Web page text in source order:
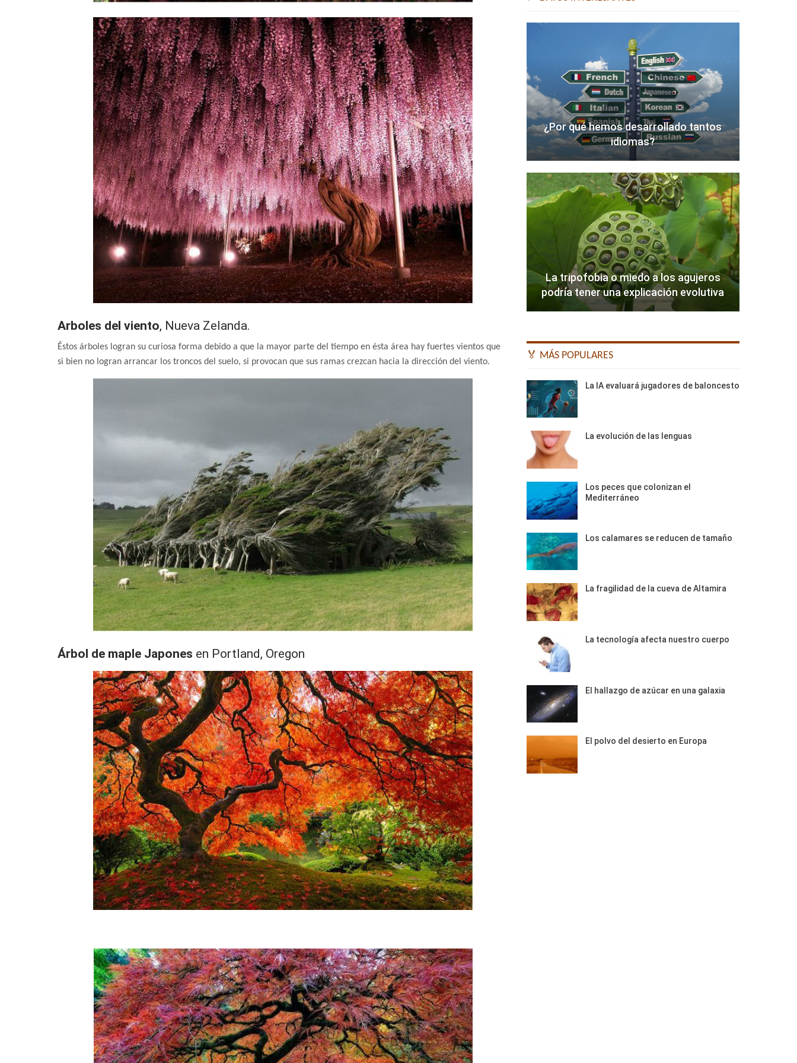
Arboles del viento, Nueva Zelanda.
Éstos árboles logran su curiosa forma debido a que la mayor parte del tiempo en ésta área hay fuertes vientos que
si bien no logran arrancar los troncos del suelo, si provocan que sus ramas crezcan hacia la dirección del viento.
Árbol de maple Japones en Portland, Oregon
¿Por qué hemos desarrollado tantos
idiomas?
La tripofobia o miedo a los agujeros
podría tener una explicación evolutiva
🏅 MÁS POPULARES
La IA evaluará jugadores de baloncesto
La evolución de las lenguas
Los peces que colonizan el
Mediterráneo
Los calamares se reducen de tamaño
La fragilidad de la cueva de Altamira
La tecnología afecta nuestro cuerpo
El hallazgo de azúcar en una galaxia
El polvo del desierto en Europa